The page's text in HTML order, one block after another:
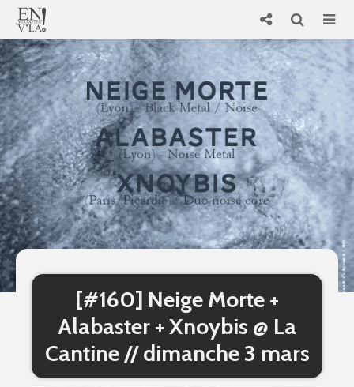
[#160] Neige Morte +
Alabaster + Xnoybis @ La
Cantine // dimanche 3 mars